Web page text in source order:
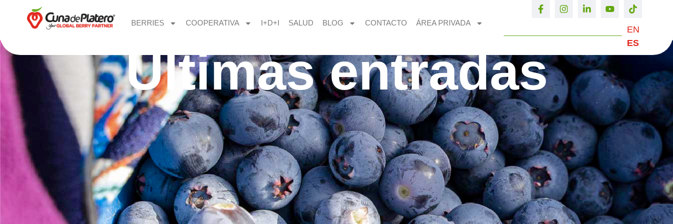
BERRIES COOPERATIVA I+D+I SALUD BLOG CONTACTO ÁREA PRIVADA
EN
ES
Últimas entradas